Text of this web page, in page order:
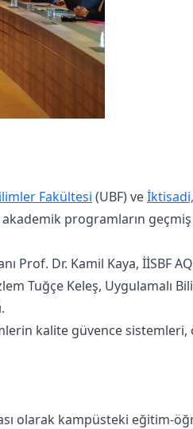
Fakültesi (UBF) ve
programların
Prof. Dr. Kamil Kaya,
Tuğçe Keleş, Uygulamalı
kalite güvence
olarak kampüsteki eğitim-